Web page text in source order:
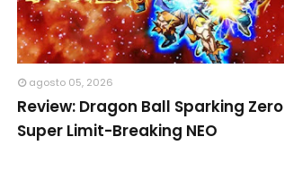
agosto 05, 2026
Review: Dragon Ball Sparking Zero
Super Limit-Breaking NEO